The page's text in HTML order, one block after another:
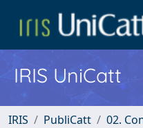
IRIS UniCatt
IRIS PubliCatt
02.